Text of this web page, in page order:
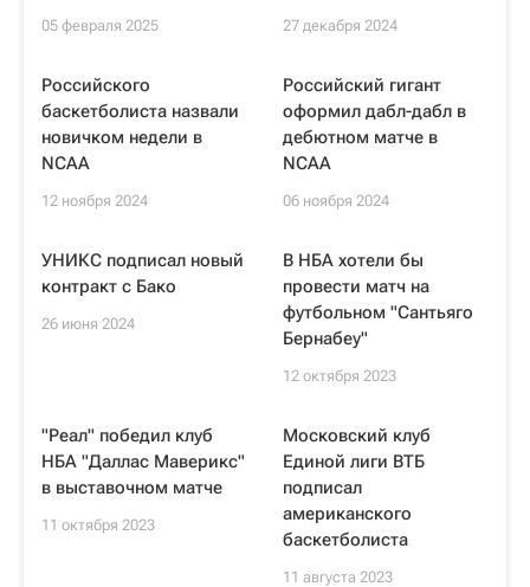
05 февраля 2025 27 декабря 2024
Российского
баскетболиста назвали
новичком недели в
NCAA
12 ноября 2024
Российский гигант
оформил дабл-дабл в
дебютном матче в
NCAA
06 ноября 2024
УНИКС подписал новый
контракт с Бако
26 июня 2024
В НБА хотели бы
провести матч на
футбольном "Сантьяго
Бернабеу"
12 октября 2023
"Реал" победил клуб
НБА "Даллас Маверикс"
в выставочном матче
11 октября 2023
Московский клуб
Единой лиги ВТБ
подписал
американского
баскетболиста
11 августа 2023